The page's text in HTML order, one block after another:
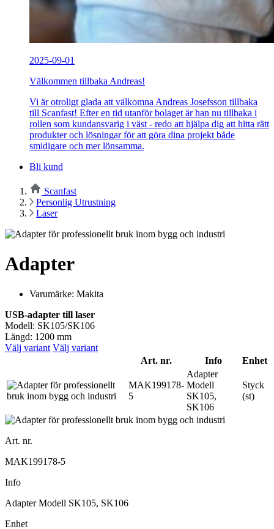
2025-09-01
Välkommen tillbaka Andreas!
Vi är otroligt glada att välkomna Andreas Josefsson tillbaka
till Scanfast! Efter en tid utanför bolaget är han nu tillbaka i
rollen som kundansvarig i väst - redo att hjälpa dig att hitta rätt
produkter och lösningar för att göra dina projekt både
smidigare och mer lönsamma.
Bli kund
Scanfast
Personlig Utrustning
Laser
Adapter
Varumärke: Makita
USB-adapter till laser
Modell: SK105/SK106
Längd: 1200 mm
Välj variant Välj variant
Art. nr.
Info Enhet
MAK199178-
5
Adapter
Modell
SK105,
SK106
Styck
(st)
Art. nr.
MAK199178-5
Info
Adapter Modell SK105, SK106
Enhet